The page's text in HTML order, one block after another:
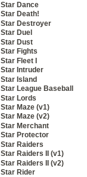
Star Dance
Star Death!
Star Destroyer
Star Duel
Star Dust
Star Fights
Star Fleet I
Star Intruder
Star Island
Star League Baseball
Star Lords
Star Maze (v1)
Star Maze (v2)
Star Merchant
Star Protector
Star Raiders
Star Raiders II (v1)
Star Raiders II (v2)
Star Rider